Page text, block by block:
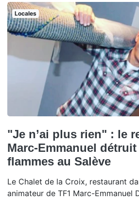
Locales
"Je n’ai plus rien" : le
Marc-Emmanuel
flammes au Salève
Le Chalet de la Croix, restaurant
animateur de TF1 Marc-Emmanuel